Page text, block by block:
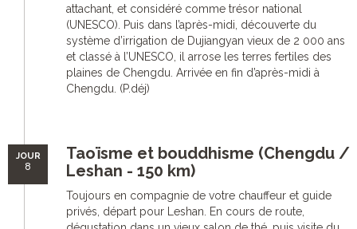
attachant, et considéré comme trésor national
(UNESCO). Puis dans l’après-midi, découverte du
système d’irrigation de Dujiangyan vieux de 2 000 ans
et classé à l’UNESCO, il arrose les terres fertiles des
plaines de Chengdu. Arrivée en fin d’après-midi à
Chengdu. (P.déj)
JOUR
8
Taoïsme et bouddhisme (Chengdu /
Leshan - 150 km)
Toujours en compagnie de votre chauffeur et guide
privés, départ pour Leshan. En cours de route,